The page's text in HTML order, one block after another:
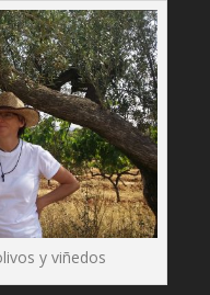
y viñedos